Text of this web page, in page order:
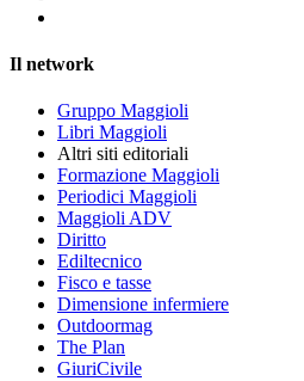
Il network
Gruppo Maggioli
Libri Maggioli
Altri siti editoriali
Formazione Maggioli
Periodici Maggioli
Maggioli ADV
Diritto
Ediltecnico
Fisco e tasse
Dimensione infermiere
Outdoormag
The Plan
GiuriCivile